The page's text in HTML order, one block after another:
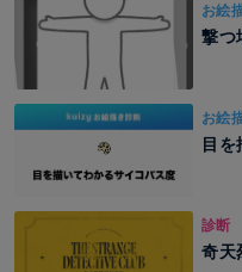
お絵
撃つ
お絵
目
診断
奇天